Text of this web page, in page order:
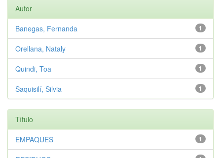
Autor
1
Banegas, Fernanda
1
Orellana, Nataly
1
Quindi, Toa
1
Saquisilí, Silvia
Título
1
EMPAQUES